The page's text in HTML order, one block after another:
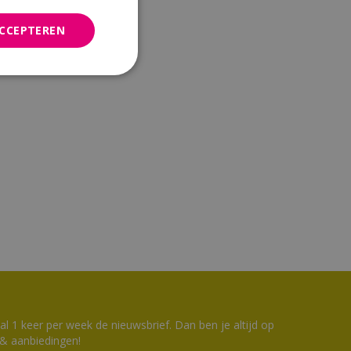
1 keer per week de nieuwsbrief. Dan ben je altijd op
aanbiedingen!